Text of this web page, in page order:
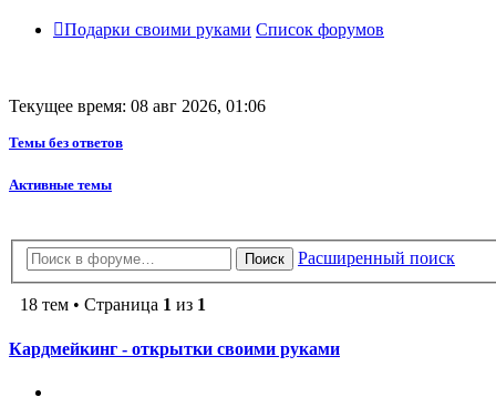
Подарки своими руками Список форумов
Текущее время: 08 авг 2026, 01:06
Темы без ответов
Активные темы
Поиск Расширенный поиск
18 тем • Страница 1 из 1
Кардмейкинг - открытки своими руками